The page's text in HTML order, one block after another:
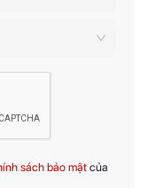
sách bảo mật của